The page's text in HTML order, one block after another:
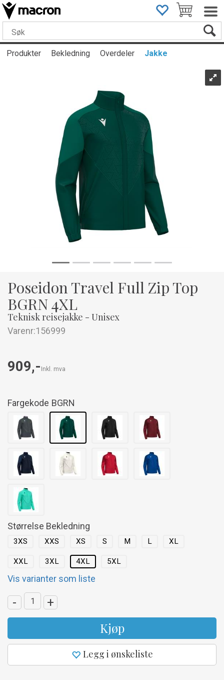
Produkter Bekledning Overdeler Jakke
Poseidon Travel Full Zip Top
BGRN 4XL
Teknisk reisejakke - Unisex
Varenr:156999
909,- Inkl. mva
Fargekode BGRN
Størrelse Bekledning
3XS XXS XS S M L XL
XXL 3XL 4XL 5XL
Vis varianter som liste
- +
Kjøp
Legg i ønskeliste